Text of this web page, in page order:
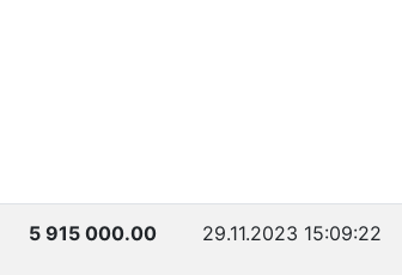
5 915 000.00 29.11.2023 15:09:22